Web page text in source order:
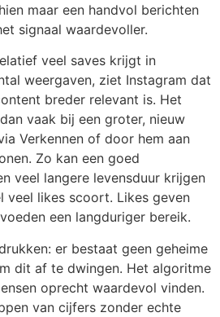
maar een handvol berichten
signaal waardevoller.
veel saves krijgt in
weergaven, ziet Instagram dat
breder relevant is. Het
vaak bij een groter, nieuw
Verkennen of door hem aan
Zo kan een goed
veel langere levensduur krijgen
veel likes scoort. Likes geven
een langduriger bereik.
er bestaat geen geheime
dit af te dwingen. Het algoritme
oprecht waardevol vinden.
van cijfers zonder echte